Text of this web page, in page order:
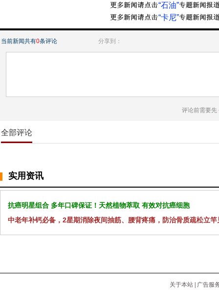
“石油”
“卡尼”
当前新闻共有0条评论 分享到：
评论前需要先
全部评论
实用资讯
抗癌明星组合 多年口碑保证！天然植物萃取 有效对抗癌细胞
中老年补钙必备，2星期消除夜间抽筋、腰背疼痛，防治骨质疏松立竿
关于本站
广告服